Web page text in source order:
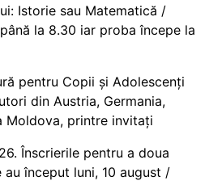
Istorie sau Matematică /
la 8.30 iar proba începe la
pentru Copii și Adolescenți
din Austria, Germania,
Moldova, printre invitați
Înscrierile pentru a doua
început luni, 10 august /